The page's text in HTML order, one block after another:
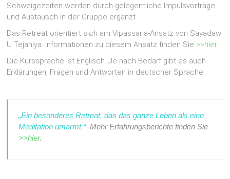
Schweigezeiten werden durch gelegentliche Impulsvorträge
und Austausch in der Gruppe ergänzt.
Das Retreat orientiert sich am Vipassana-Ansatz von Sayadaw
U Tejaniya. Informationen zu diesem Ansatz finden Sie >>hier.
Die Kurssprache ist Englisch. Je nach Bedarf gibt es auch
Erklärungen, Fragen und Antworten in deutscher Sprache.
„Ein besonderes Retreat, das das ganze Leben als eine
Meditation umarmt.“Mehr Erfahrungsberichte finden Sie
>>hier.